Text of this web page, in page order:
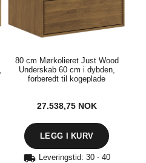
80 cm Mørkolieret Just Wood
Underskab 60 cm i dybden,
forberedt til kogeplade
27.538,75 NOK
Leveringstid: 30 - 40